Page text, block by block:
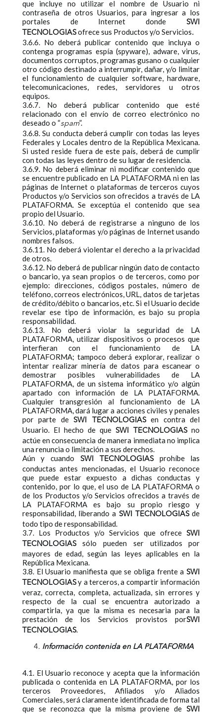
que incluye no utilizar el nombre de Usuario ni
contraseña de otros Usuarios, para ingresar a los
portales de Internet dondeSWI
TECNOLOGIASofrece sus Productos y/o Servicios.
3.6.6. No deberá publicar contenido que incluya o
contenga programas espía (spyware), adware, virus,
documentos corruptos, programas gusano o cualquier
otro código destinado a interrumpir, dañar, y/o limitar
el funcionamiento de cualquier software, hardware,
telecomunicaciones, redes, servidores u otros
equipos.
3.6.7. No deberá publicar contenido que esté
relacionado con el envío de correo electrónico no
deseado o “spam”.
3.6.8. Su conducta deberá cumplir con todas las leyes
Federales y Locales dentro de la República Mexicana.
Si usted reside fuera de este país, deberá de cumplir
con todas las leyes dentro de su lugar de residencia.
3.6.9. No deberá eliminar ni modificar contenido que
se encuentre publicado en LA PLATAFORMA ni en las
páginas de Internet o plataformas de terceros cuyos
Productos y/o Servicios son ofrecidos a través de LA
PLATAFORMA. Se exceptúa el contenido que sea
propio del Usuario.
3.6.10. No deberá de registrarse a ninguno de los
Servicios, plataformas y/o páginas de Internet usando
nombres falsos.
3.6.11. No deberá violentar el derecho a la privacidad
de otros.
3.6.12. No deberá de publicar ningún dato de contacto
o bancario, ya sean propios o de terceros, como por
ejemplo: direcciones, códigos postales, número de
teléfono, correos electrónicos, URL, datos de tarjetas
de crédito/débito o bancarios, etc. Si el Usuario decide
revelar ese tipo de información, es bajo su propia
responsabilidad.
3.6.13. No deberá violar la seguridad de LA
PLATAFORMA, utilizar dispositivos o procesos que
interfieran con el funcionamiento de LA
PLATAFORMA; tampoco deberá explorar, realizar o
intentar realizar minería de datos para escanear o
demostrar posibles vulnerabilidades de LA
PLATAFORMA, de un sistema informático y/o algún
apartado con información de LA PLATAFORMA.
Cualquier transgresión al funcionamiento de LA
PLATAFORMA, dará lugar a acciones civiles y penales
por parte deSWI TECNOLOGIASen contra del
Usuario. El hecho de queSWI TECNOLOGIASno
actúe en consecuencia de manera inmediata no implica
una renuncia o limitación a sus derechos.
Aún y cuando
SWI TECNOLOGIASprohíbe las
conductas antes mencionadas, el Usuario reconoce
que puede estar expuesto a dichas conductas y
contenido, por lo que, el uso de LA PLATAFORMA o
de los Productos y/o Servicios ofrecidos a través de
LA PLATAFORMA es bajo su propio riesgo y
responsabilidad, liberando a SWI TECNOLOGIASde
todo tipo de responsabilidad.
3.7. Los Productos y/o Servicios que ofreceSWI
TECNOLOGIASsólo pueden ser utilizados por
mayores de edad, según las leyes aplicables en la
República Mexicana.
3.8. El Usuario manifiesta que se obliga frente aSWI
TECNOLOGIASy a terceros, a compartir información
veraz, correcta, completa, actualizada, sin errores y
respecto de la cual se encuentra autorizado a
compartirla, ya que la misma es necesaria para la
prestación de los Servicios provistos porSWI
TECNOLOGIAS.
Información contenida en LA PLATAFORMA
4.1. El Usuario reconoce y acepta que la información
publicada o contenida en LA PLATAFORMA, por los
terceros Proveedores, Afiliados y/o Aliados
Comerciales, será claramente identificada de forma tal
que se reconozca que la misma proviene deSWI